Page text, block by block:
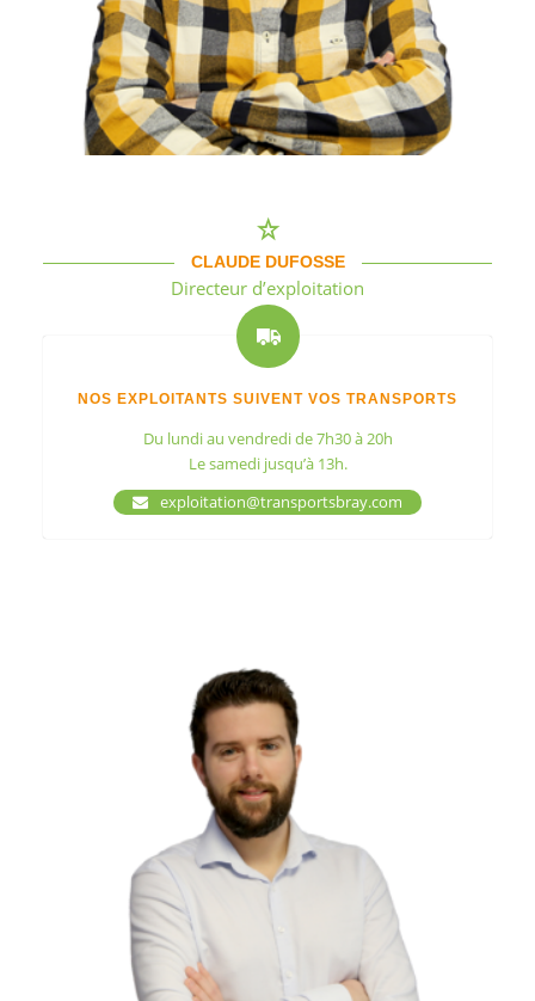
CLAUDE DUFOSSE
Directeur d’exploitation
NOS EXPLOITANTS SUIVENT VOS TRANSPORTS
Du lundi au vendredi de 7h30 à 20h
Le samedi jusqu’à 13h.
exploitation@transportsbray.com